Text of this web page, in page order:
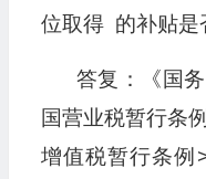
位取得 的补贴是
答复：《国
国营业税暂行条
增值税暂行条例